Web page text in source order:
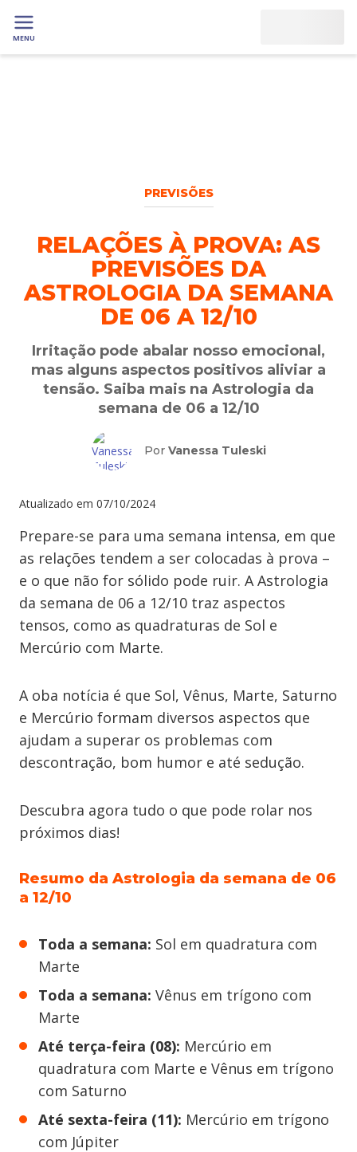
MENU
PREVISÕES
RELAÇÕES À PROVA: AS
PREVISÕES DA
ASTROLOGIA DA SEMANA
DE 06 A 12/10
Irritação pode abalar nosso emocional,
mas alguns aspectos positivos aliviar a
tensão. Saiba mais na Astrologia da
semana de 06 a 12/10
Por Vanessa Tuleski
Atualizado em 07/10/2024
Prepare-se para uma semana intensa, em que
as relações tendem a ser colocadas à prova –
e o que não for sólido pode ruir. A Astrologia
da semana de 06 a 12/10 traz aspectos
tensos, como as quadraturas de Sol e
Mercúrio com Marte.
A oba notícia é que Sol, Vênus, Marte, Saturno
e Mercúrio formam diversos aspectos que
ajudam a superar os problemas com
descontração, bom humor e até sedução.
Descubra agora tudo o que pode rolar nos
próximos dias!
Resumo da Astrologia da semana de 06
a 12/10
Toda a semana: Sol em quadratura com
Marte
Toda a semana: Vênus em trígono com
Marte
Até terça-feira (08): Mercúrio em
quadratura com Marte e Vênus em trígono
com Saturno
Até sexta-feira (11): Mercúrio em trígono
com Júpiter